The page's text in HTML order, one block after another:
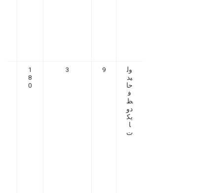
ول
يد
حا
ف
ظ
دو
يك
ا
ت
9
3
1
8
0